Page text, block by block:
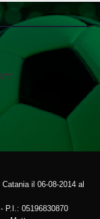
il 06-08-2014 al
P.I.: 05196830870